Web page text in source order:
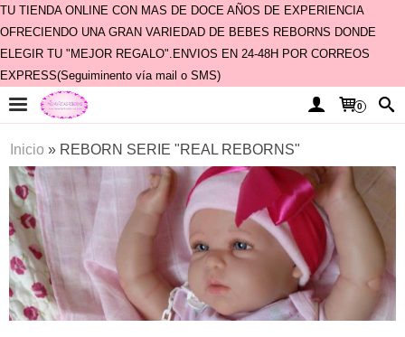
TU TIENDA ONLINE CON MAS DE DOCE AÑOS DE EXPERIENCIA
OFRECIENDO UNA GRAN VARIEDAD DE BEBES REBORNS DONDE
ELEGIR TU "MEJOR REGALO".ENVIOS EN 24-48H POR CORREOS
EXPRESS(Seguiminento vía mail o SMS)
0
Inicio » REBORN SERIE "REAL REBORNS"